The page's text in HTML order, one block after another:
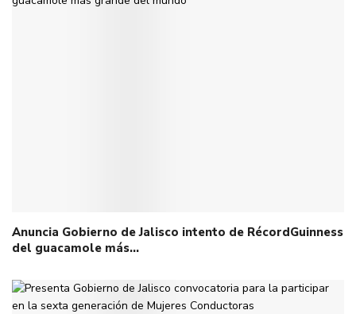
Anuncia Gobierno de Jalisco intento de RécordGuinness
del guacamole más…